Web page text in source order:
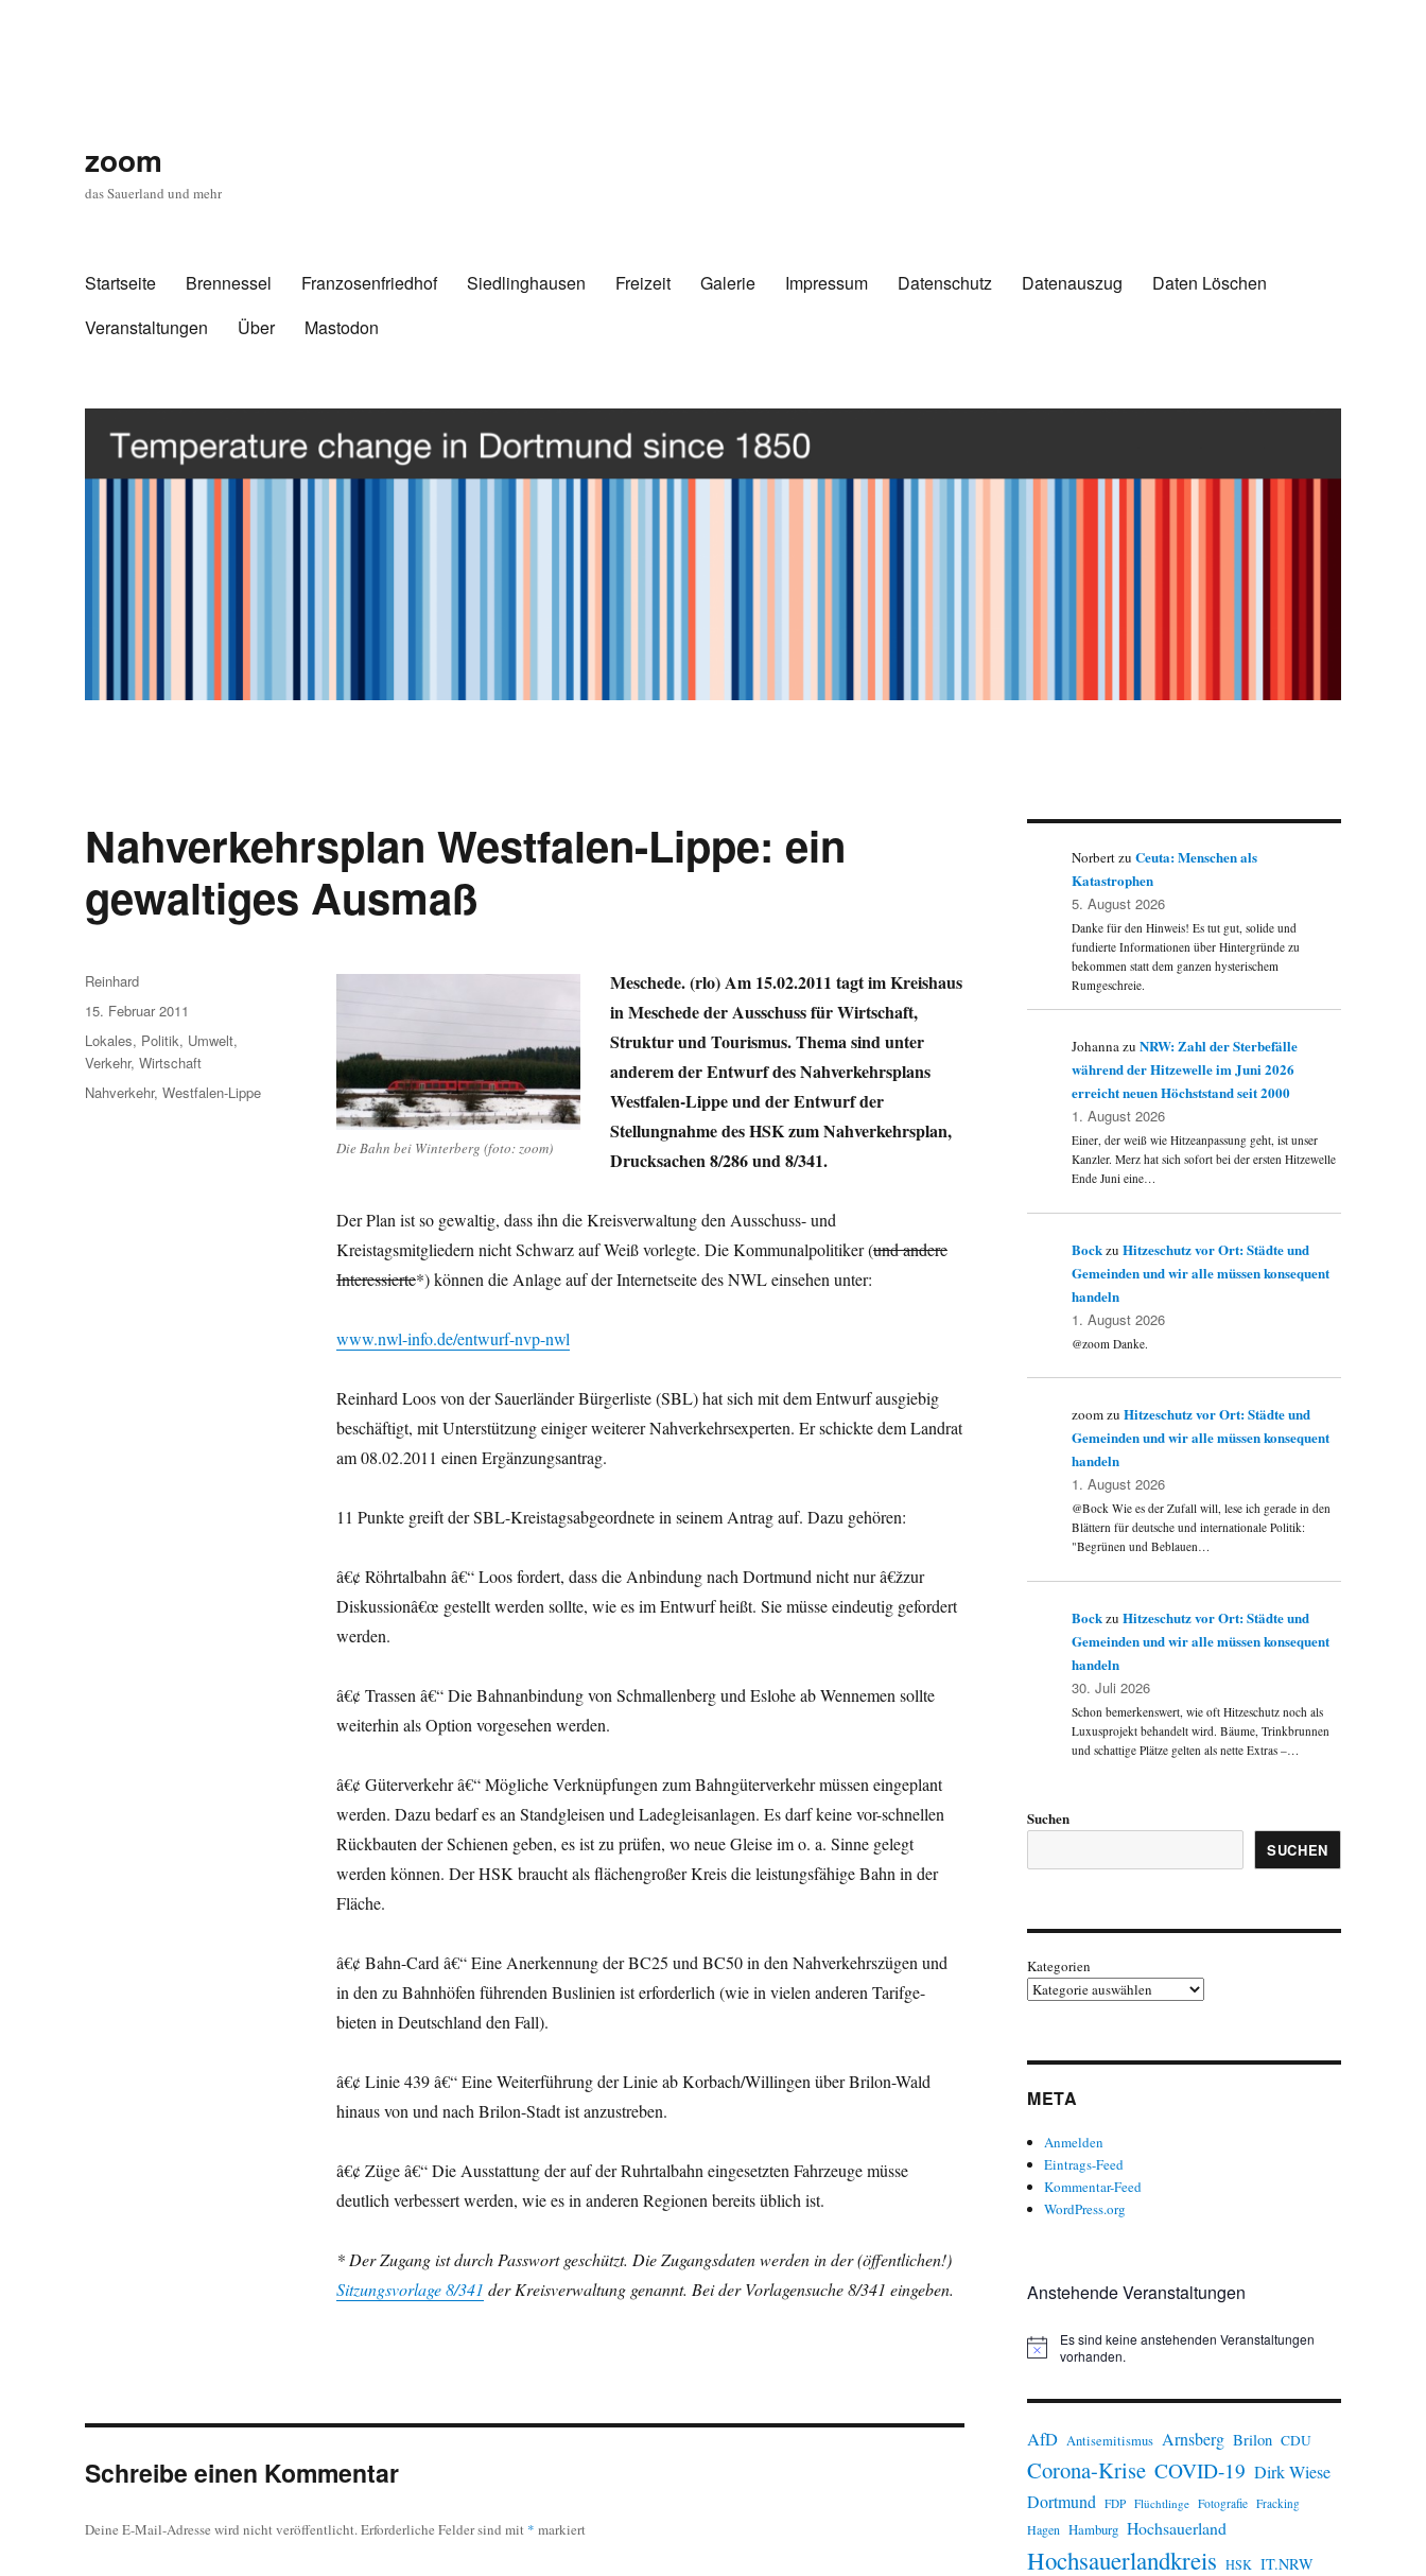
zoom
das Sauerland und mehr
Startseite Brennessel Franzosenfriedhof Siedlinghausen Freizeit Galerie Impressum Datenschutz Datenauszug
Daten Löschen
Veranstaltungen
Über Mastodon
Nahverkehrsplan Westfalen-Lippe: ein
gewaltiges Ausmaß
Die Bahn bei Winterberg (foto: zoom)
Meschede. (rlo) Am 15.02.2011 tagt im Kreishaus
in Meschede der Ausschuss für Wirtschaft,
Struktur und Tourismus. Thema sind unter
anderem der Entwurf des Nahverkehrsplans
Westfalen-Lippe und der Entwurf der
Stellungnahme des HSK zum Nahverkehrsplan,
Drucksachen 8/286 und 8/341.
Der Plan ist so gewaltig, dass ihn die Kreisverwaltung den Ausschuss- und
Kreistagsmitgliedern nicht Schwarz auf Weiß vorlegte. Die Kommunalpolitiker (und andere
Interessierte*) können die Anlage auf der Internetseite des NWL einsehen unter:
www.nwl-info.de/entwurf-nvp-nwl
Reinhard Loos von der Sauerländer Bürgerliste (SBL) hat sich mit dem Entwurf ausgiebig
beschäftigt, mit Unterstützung einiger weiterer Nahverkehrsexperten. Er schickte dem Landrat
am 08.02.2011 einen Ergänzungsantrag.
11 Punkte greift der SBL-Kreistagsabgeordnete in seinem Antrag auf. Dazu gehören:
â€¢ Röhrtalbahn â€“ Loos fordert, dass die Anbindung nach Dortmund nicht nur â€žzur
Diskussionâ€œ gestellt werden sollte, wie es im Entwurf heißt. Sie müsse eindeutig gefordert
werden.
â€¢ Trassen â€“ Die Bahnanbindung von Schmallenberg und Eslohe ab Wennemen sollte
weiterhin als Option vorgesehen werden.
â€¢ Güterverkehr â€“ Mögliche Verknüpfungen zum Bahngüterverkehr müssen eingeplant
werden. Dazu bedarf es an Standgleisen und Ladegleisanlagen. Es darf keine vor-schnellen
Rückbauten der Schienen geben, es ist zu prüfen, wo neue Gleise im o. a. Sinne gelegt
werden können. Der HSK braucht als flächengroßer Kreis die leistungsfähige Bahn in der
Fläche.
â€¢ Bahn-Card â€“ Eine Anerkennung der BC25 und BC50 in den Nahverkehrszügen und
in den zu Bahnhöfen führenden Buslinien ist erforderlich (wie in vielen anderen Tarifge-
bieten in Deutschland den Fall).
â€¢ Linie 439 â€“ Eine Weiterführung der Linie ab Korbach/Willingen über Brilon-Wald
hinaus von und nach Brilon-Stadt ist anzustreben.
â€¢ Züge â€“ Die Ausstattung der auf der Ruhrtalbahn eingesetzten Fahrzeuge müsse
deutlich verbessert werden, wie es in anderen Regionen bereits üblich ist.
* Der Zugang ist durch Passwort geschützt. Die Zugangsdaten werden in der (öffentlichen!)
Sitzungsvorlage 8/341 der Kreisverwaltung genannt. Bei der Vorlagensuche 8/341 eingeben.
Autor
Reinhard
Veröffentlicht
am
15. Februar 2011
Kategorien
Lokales, Politik, Umwelt,
Verkehr,Wirtschaft
Schlagwörter
Nahverkehr,Westfalen-Lippe
Schreibe einen Kommentar
Deine E-Mail-Adresse wird nicht veröffentlicht.Erforderliche Felder sind mit * markiert
NorbertzuCeuta: Menschen als
Katastrophen
5. August 2026
Danke für den Hinweis! Es tut gut, solide und
fundierte Informationen über Hintergründe zu
bekommen statt dem ganzen hysterischem
Rumgeschreie.
JohannazuNRW: Zahl der Sterbefälle
während der Hitzewelle im Juni 2026
erreicht neuen Höchststand seit 2000
1. August 2026
Einer, der weiß wie Hitzeanpassung geht, ist unser
Kanzler. Merz hat sich sofort bei der ersten Hitzewelle
Ende Juni eine…
BockzuHitzeschutz vor Ort: Städte und
Gemeinden und wir alle müssen konsequent
handeln
1. August 2026
@zoom Danke.
zoomzuHitzeschutz vor Ort: Städte und
Gemeinden und wir alle müssen konsequent
handeln
1. August 2026
@Bock Wie es der Zufall will, lese ich gerade in den
Blättern für deutsche und internationale Politik:
"Begrünen und Beblauen…
BockzuHitzeschutz vor Ort: Städte und
Gemeinden und wir alle müssen konsequent
handeln
30. Juli 2026
Schon bemerkenswert, wie oft Hitzeschutz noch als
Luxusprojekt behandelt wird. Bäume, Trinkbrunnen
und schattige Plätze gelten als nette Extras –…
Suchen
SUCHEN
Kategorien
META
Anmelden
Eintrags-Feed
Kommentar-Feed
WordPress.org
Anstehende Veranstaltungen
H
w
Es sind keine anstehenden Veranstaltungen
vorhanden.
AfD Antisemitismus Arnsberg Brilon CDU
Corona-Krise COVID-19 Dirk Wiese
Dortmund FDP Flüchtlinge Fotografie Fracking
Hagen Hamburg Hochsauerland
Hochsauerlandkreis HSK IT.NRW